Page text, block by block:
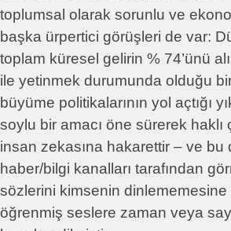
toplumsal olarak sorunlu ve
başka ürpertici görüşleri de var:
toplam küresel gelirin % 74’ünü
ile yetinmek durumunda olduğu
büyüme politikalarının yol açtığı
soylu bir amacı öne sürerek
insan zekasına hakarettir – ve
haber/bilgi kanalları tarafından
sözlerini kimsenin dinlememesine
öğrenmiş seslere zaman veya